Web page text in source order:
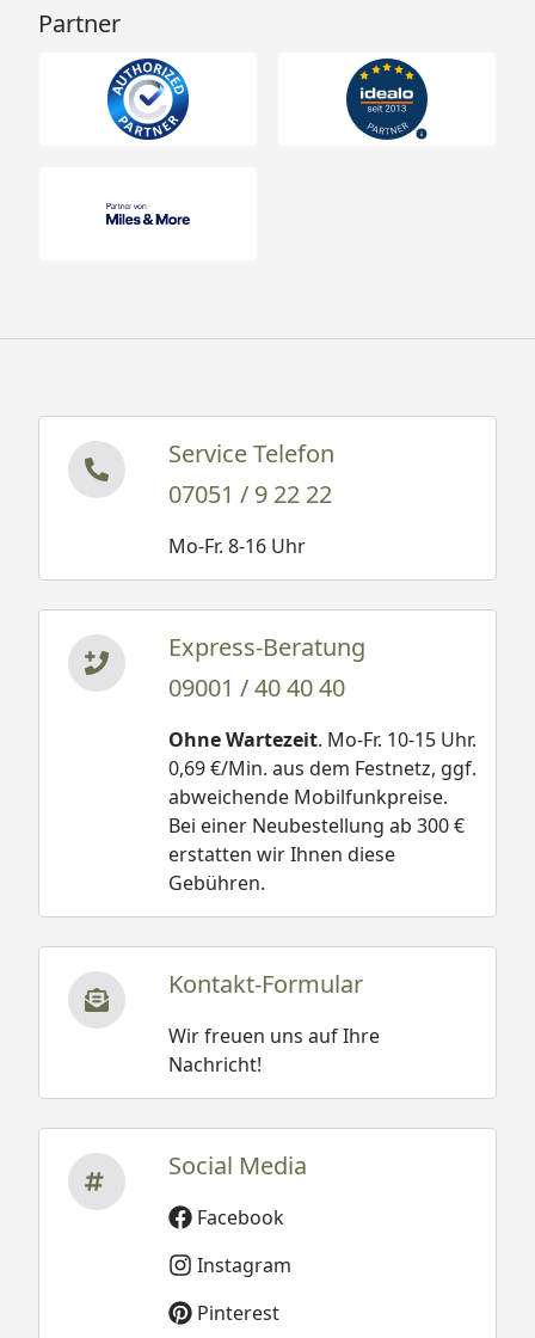
Partner
Service Telefon
07051 / 9 22 22
Mo-Fr. 8-16 Uhr
Express-Beratung
09001 / 40 40 40
Ohne Wartezeit. Mo-Fr. 10-15 Uhr.
0,69 €/Min. aus dem Festnetz, ggf.
abweichende Mobilfunkpreise.
Bei einer Neubestellung ab 300 €
erstatten wir Ihnen diese
Gebühren.
Kontakt-Formular
Wir freuen uns auf Ihre
Nachricht!
Social Media
Facebook
Instagram
Pinterest